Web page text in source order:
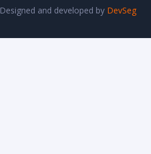
Designed and developed by DevSeg